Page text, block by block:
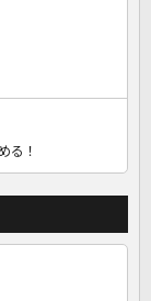
る！